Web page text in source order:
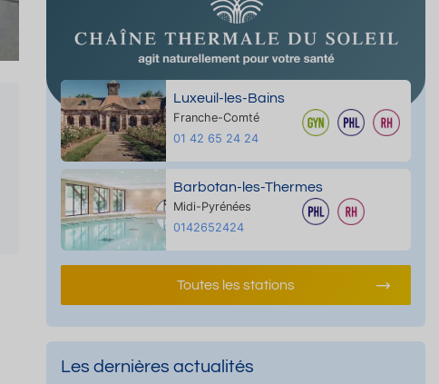
Luxeuil-les-Bains
Franche-Comté
01 42 65 24 24
Barbotan-les-Thermes
Midi-Pyrénées
0142652424
Toutes les stations
Les dernières actualités